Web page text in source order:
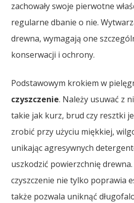
zachowały swoje pierwotne
regularne dbanie o nie.
drewna, wymagają one
konserwacji i ochrony.
Podstawowym krokiem w
czyszczenie. Należy usuwać z
takie jak kurz, brud czy resztki
zrobić przy użyciu miękkiej,
unikając agresywnych
uszkodzić powierzchnię
czyszczenie nie tylko poprawia
także pozwala uniknąć